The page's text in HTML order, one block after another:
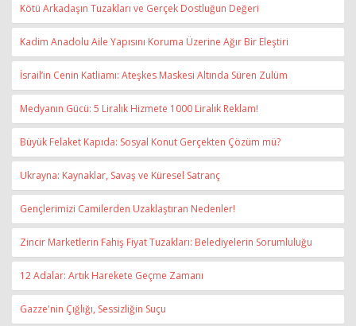
Kötü Arkadaşın Tuzakları ve Gerçek Dostluğun Değeri
Kadim Anadolu Aile Yapısını Koruma Üzerine Ağır Bir Eleştiri
İsrail’in Cenin Katliamı: Ateşkes Maskesi Altında Süren Zulüm
Medyanın Gücü: 5 Liralık Hizmete 1000 Liralık Reklam!
Büyük Felaket Kapıda: Sosyal Konut Gerçekten Çözüm mü?
Ukrayna: Kaynaklar, Savaş ve Küresel Satranç
Gençlerimizi Camilerden Uzaklaştıran Nedenler!
Zincir Marketlerin Fahiş Fiyat Tuzakları: Belediyelerin Sorumluluğu
12 Adalar: Artık Harekete Geçme Zamanı
Gazze'nin Çığlığı, Sessizliğin Suçu